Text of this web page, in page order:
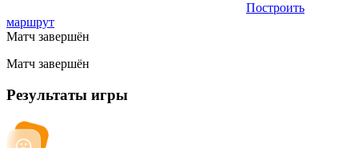
Построить
маршрут
Матч завершён
Матч завершён
Результаты игры